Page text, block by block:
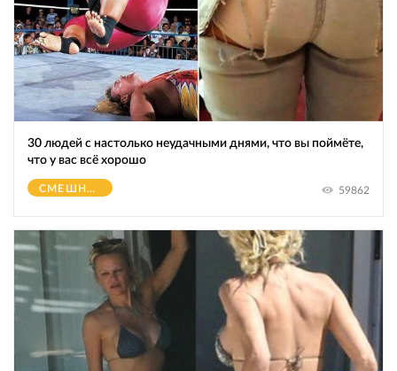
30 людей с настолько неудачными днями, что вы поймёте,
что у вас всё хорошо
СМЕШНОЕ 59862